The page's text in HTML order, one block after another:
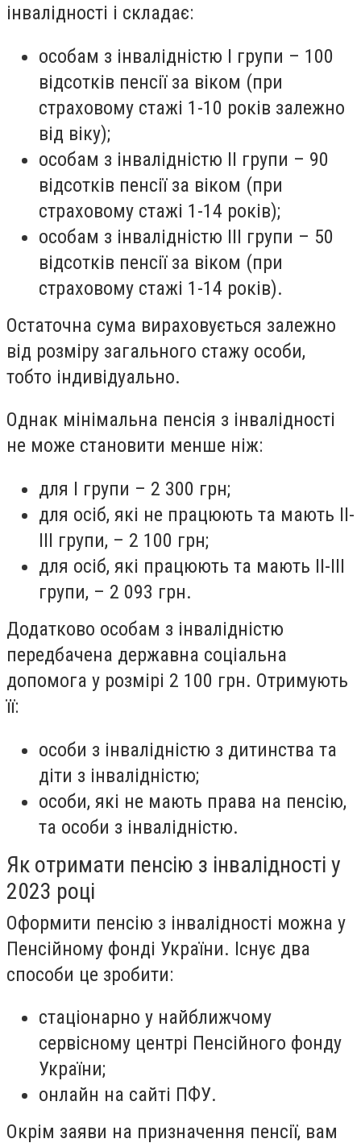
інвалідності і складає:
особам з інвалідністю I групи – 100
відсотків пенсії за віком (при
страховому стажі 1-10 років залежно
від віку);
особам з інвалідністю II групи – 90
відсотків пенсії за віком (при
страховому стажі 1-14 років);
особам з інвалідністю III групи – 50
відсотків пенсії за віком (при
страховому стажі 1-14 років).
Остаточна сума вираховується залежно
від розміру загального стажу особи,
тобто індивідуально.
Однак мінімальна пенсія з інвалідності
не може становити менше ніж:
для I групи – 2 300 грн;
для осіб, які не працюють та мають II-
III групи, – 2 100 грн;
для осіб, які працюють та мають II-III
групи, – 2 093 грн.
Додатково особам з інвалідністю
передбачена державна соціальна
допомога у розмірі 2 100 грн. Отримують
її:
особи з інвалідністю з дитинства та
діти з інвалідністю;
особи, які не мають права на пенсію,
та особи з інвалідністю.
Як отримати пенсію з інвалідності у
2023 році
Оформити пенсію з інвалідності можна у
Пенсійному фонді України. Існує два
способи це зробити:
стаціонарно у найближчому
сервісному центрі Пенсійного фонду
України;
онлайн на сайті ПФУ.
Окрім заяви на призначення пенсії, вам